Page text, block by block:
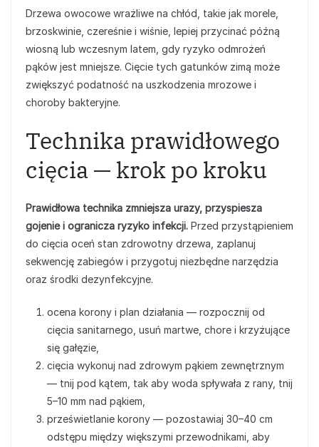
Drzewa owocowe wrażliwe na chłód, takie jak morele,
brzoskwinie, czereśnie i wiśnie, lepiej przycinać późną
wiosną lub wczesnym latem, gdy ryzyko odmrożeń
pąków jest mniejsze. Cięcie tych gatunków zimą może
zwiększyć podatność na uszkodzenia mrozowe i
choroby bakteryjne.
Technika prawidłowego
cięcia — krok po kroku
Prawidłowa technika zmniejsza urazy, przyspiesza
gojenie i ogranicza ryzyko infekcji. Przed przystąpieniem
do cięcia oceń stan zdrowotny drzewa, zaplanuj
sekwencję zabiegów i przygotuj niezbędne narzędzia
oraz środki dezynfekcyjne.
ocena korony i plan działania — rozpocznij od
cięcia sanitarnego, usuń martwe, chore i krzyżujące
się gałęzie,
cięcia wykonuj nad zdrowym pąkiem zewnętrznym
— tnij pod kątem, tak aby woda spływała z rany, tnij
5–10 mm nad pąkiem,
prześwietlanie korony — pozostawiaj 30–40 cm
odstępu między większymi przewodnikami, aby